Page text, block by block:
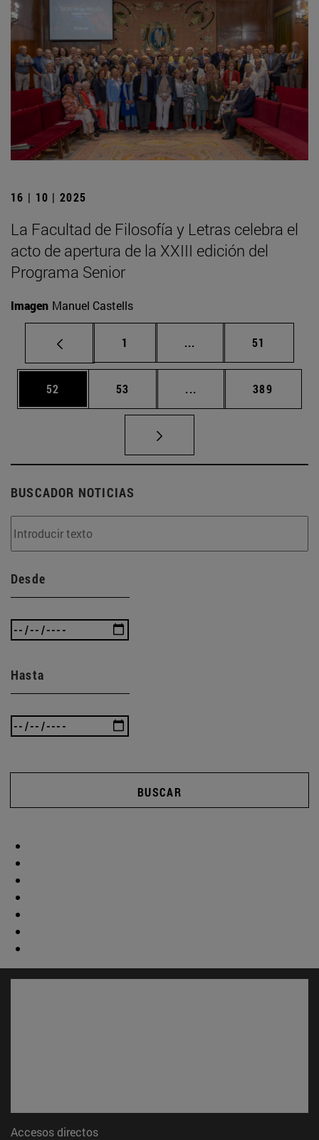
16 | 10 | 2025
La Facultad de Filosofía y Letras celebra el
acto de apertura de la XXIII edición del
Programa Senior
Imagen Manuel Castells
Página
1 ... Páginas intermedias
Página
51
Página
52 Página
53 ... Páginas intermedias
Página
389
BUSCADOR NOTICIAS
Desde
Hasta
BUSCAR
Accesos directos